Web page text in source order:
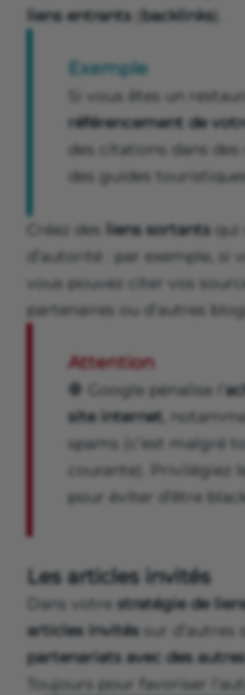
liens entrants backlinks).
Exemple
Si vous êtes un
référencement de
des citations dans
des guides
Créez des liens sortants qui
d’autorité : par exemple, si
vous pouvez citer vos
partenaires ou d’autres
Attention
🛑 Google pénalise l’
site internet ,
spams (c’est malgré
courante). Privilégiez
pour éviter d’être
Les articles invités
Dans votre stratégie de
articles invités sur d’autres
partenariats avec des
Toujours pour favoriser